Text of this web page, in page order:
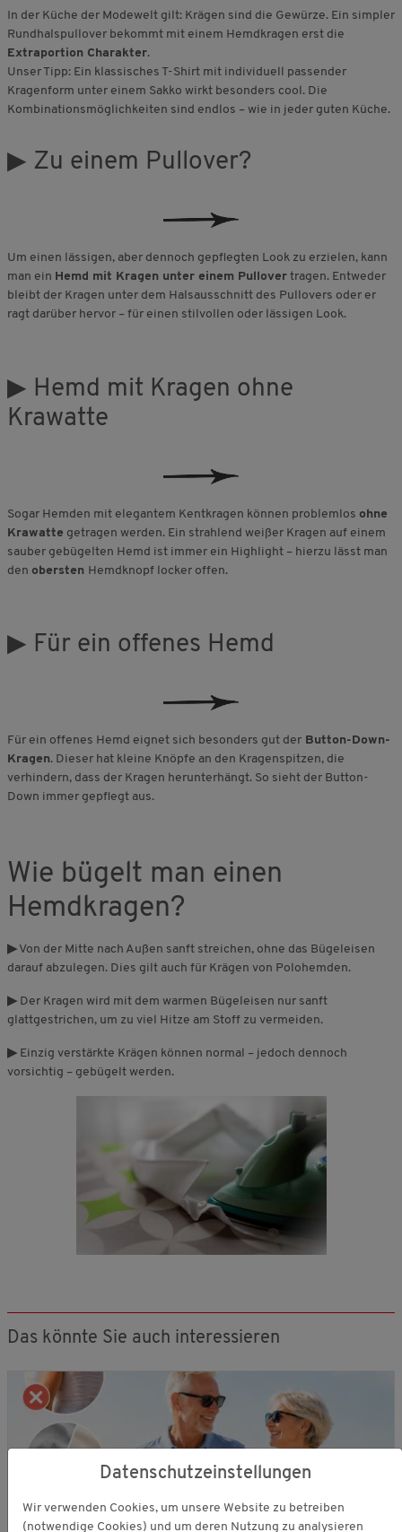
In der Küche der Modewelt gilt: Krägen sind die Gewürze. Ein simpler
Rundhalspullover bekommt mit einem Hemdkragen erst die
Extraportion Charakter.
Unser Tipp: Ein klassisches T-Shirt mit individuell passender
Kragenform unter einem Sakko wirkt besonders cool. Die
Kombinationsmöglichkeiten sind endlos – wie in jeder guten Küche.
▶ Zu einem Pullover?
Um einen lässigen, aber dennoch gepflegten Look zu erzielen, kann
man ein Hemd mit Kragen unter einem Pullover tragen. Entweder
bleibt der Kragen unter dem Halsausschnitt des Pullovers oder er
ragt darüber hervor – für einen stilvollen oder lässigen Look.
▶ Hemd mit Kragen ohne
Krawatte
Sogar Hemden mit elegantem Kentkragen können problemlos ohne
Krawatte getragen werden. Ein strahlend weißer Kragen auf einem
sauber gebügelten Hemd ist immer ein Highlight – hierzu lässt man
den obersten Hemdknopf locker offen.
▶ Für ein offenes Hemd
Für ein offenes Hemd eignet sich besonders gut der Button-Down-
Kragen. Dieser hat kleine Knöpfe an den Kragenspitzen, die
verhindern, dass der Kragen herunterhängt. So sieht der Button-
Down immer gepflegt aus.
Wie bügelt man einen
Hemdkragen?
▶ Von der Mitte nach Außen sanft streichen, ohne das Bügeleisen
darauf abzulegen. Dies gilt auch für Krägen von Polohemden.
▶ Der Kragen wird mit dem warmen Bügeleisen nur sanft
glattgestrichen, um zu viel Hitze am Stoff zu vermeiden.
▶ Einzig verstärkte Krägen können normal – jedoch dennoch
vorsichtig – gebügelt werden.
Das könnte Sie auch interessieren
Datenschutzeinstellungen
Wir verwenden Cookies, um unsere Website zu betreiben
(notwendige Cookies) und um deren Nutzung zu analysieren